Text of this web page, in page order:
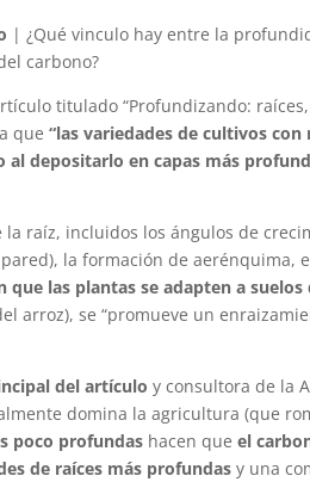
| ¿Qué vinculo hay entre la
carbono?
titulado “Profundizando:
que“las variedades de cultivos
al depositarlo en capas más
la raíz, incluidos los ángulos de
la formación de
que las plantas se adapten a
arroz), se “promueve un
del artículo y consultora de la
domina la agricultura (que
poco profundas hacen queel
de raíces más profundas y una